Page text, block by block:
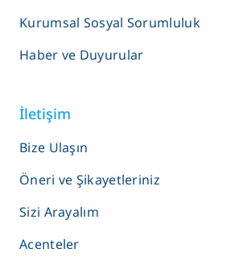
Kurumsal Sosyal Sorumluluk
Haber ve Duyurular
İletişim
Bize Ulaşın
Öneri ve Şikayetleriniz
Sizi Arayalım
Acenteler